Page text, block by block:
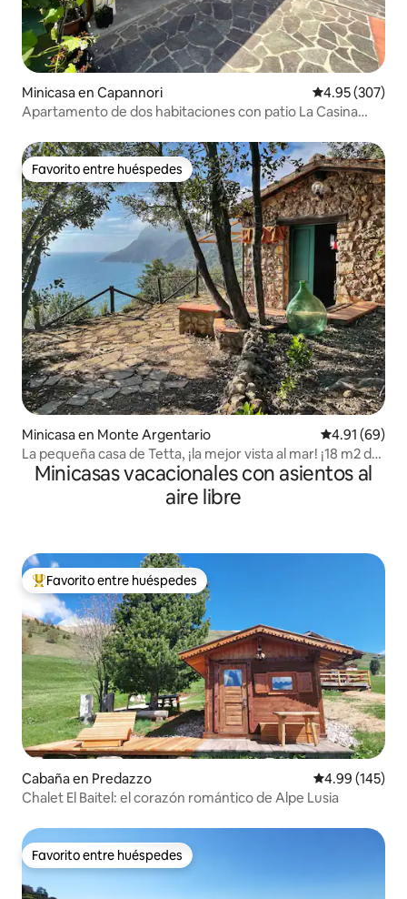
Minicasa en Capannori Calificación
4.95 (307)
Apartamento de dos habitaciones con patio La Casina
Favorito entre huéspedes
Favorito entre huéspedes
Minicasa en Monte Argentario Calificación
4.91 (69)
La pequeña casa de Tetta, ¡la mejor vista al mar! ¡18 m2 de
paz!
Minicasas vacacionales con asientos al
aire libre
Favorito entre huéspedes preferido
Favorito entre huéspedes
Cabaña en Predazzo Calificación
4.99 (145)
Chalet El Baitel: el corazón romántico de Alpe Lusia
Favorito entre huéspedes
Favorito entre huéspedes